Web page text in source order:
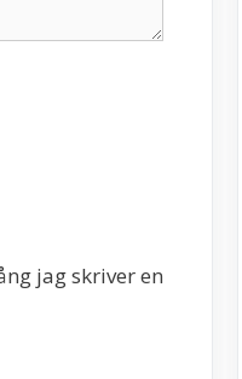
jag skriver en